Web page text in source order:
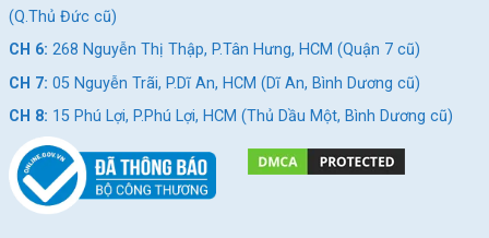
(Q.Thủ Đức cũ)
CH 6: 268 Nguyễn Thị Thập, P.Tân Hưng, HCM (Quận 7 cũ)
CH 7: 05 Nguyễn Trãi, P.Dĩ An, HCM (Dĩ An, Bình Dương cũ)
CH 8: 15 Phú Lợi, P.Phú Lợi, HCM (Thủ Dầu Một, Bình Dương cũ)